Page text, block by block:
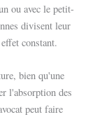
ou avec le petit-
divisent leur
constant.
bien qu'une
l'absorption des
peut faire